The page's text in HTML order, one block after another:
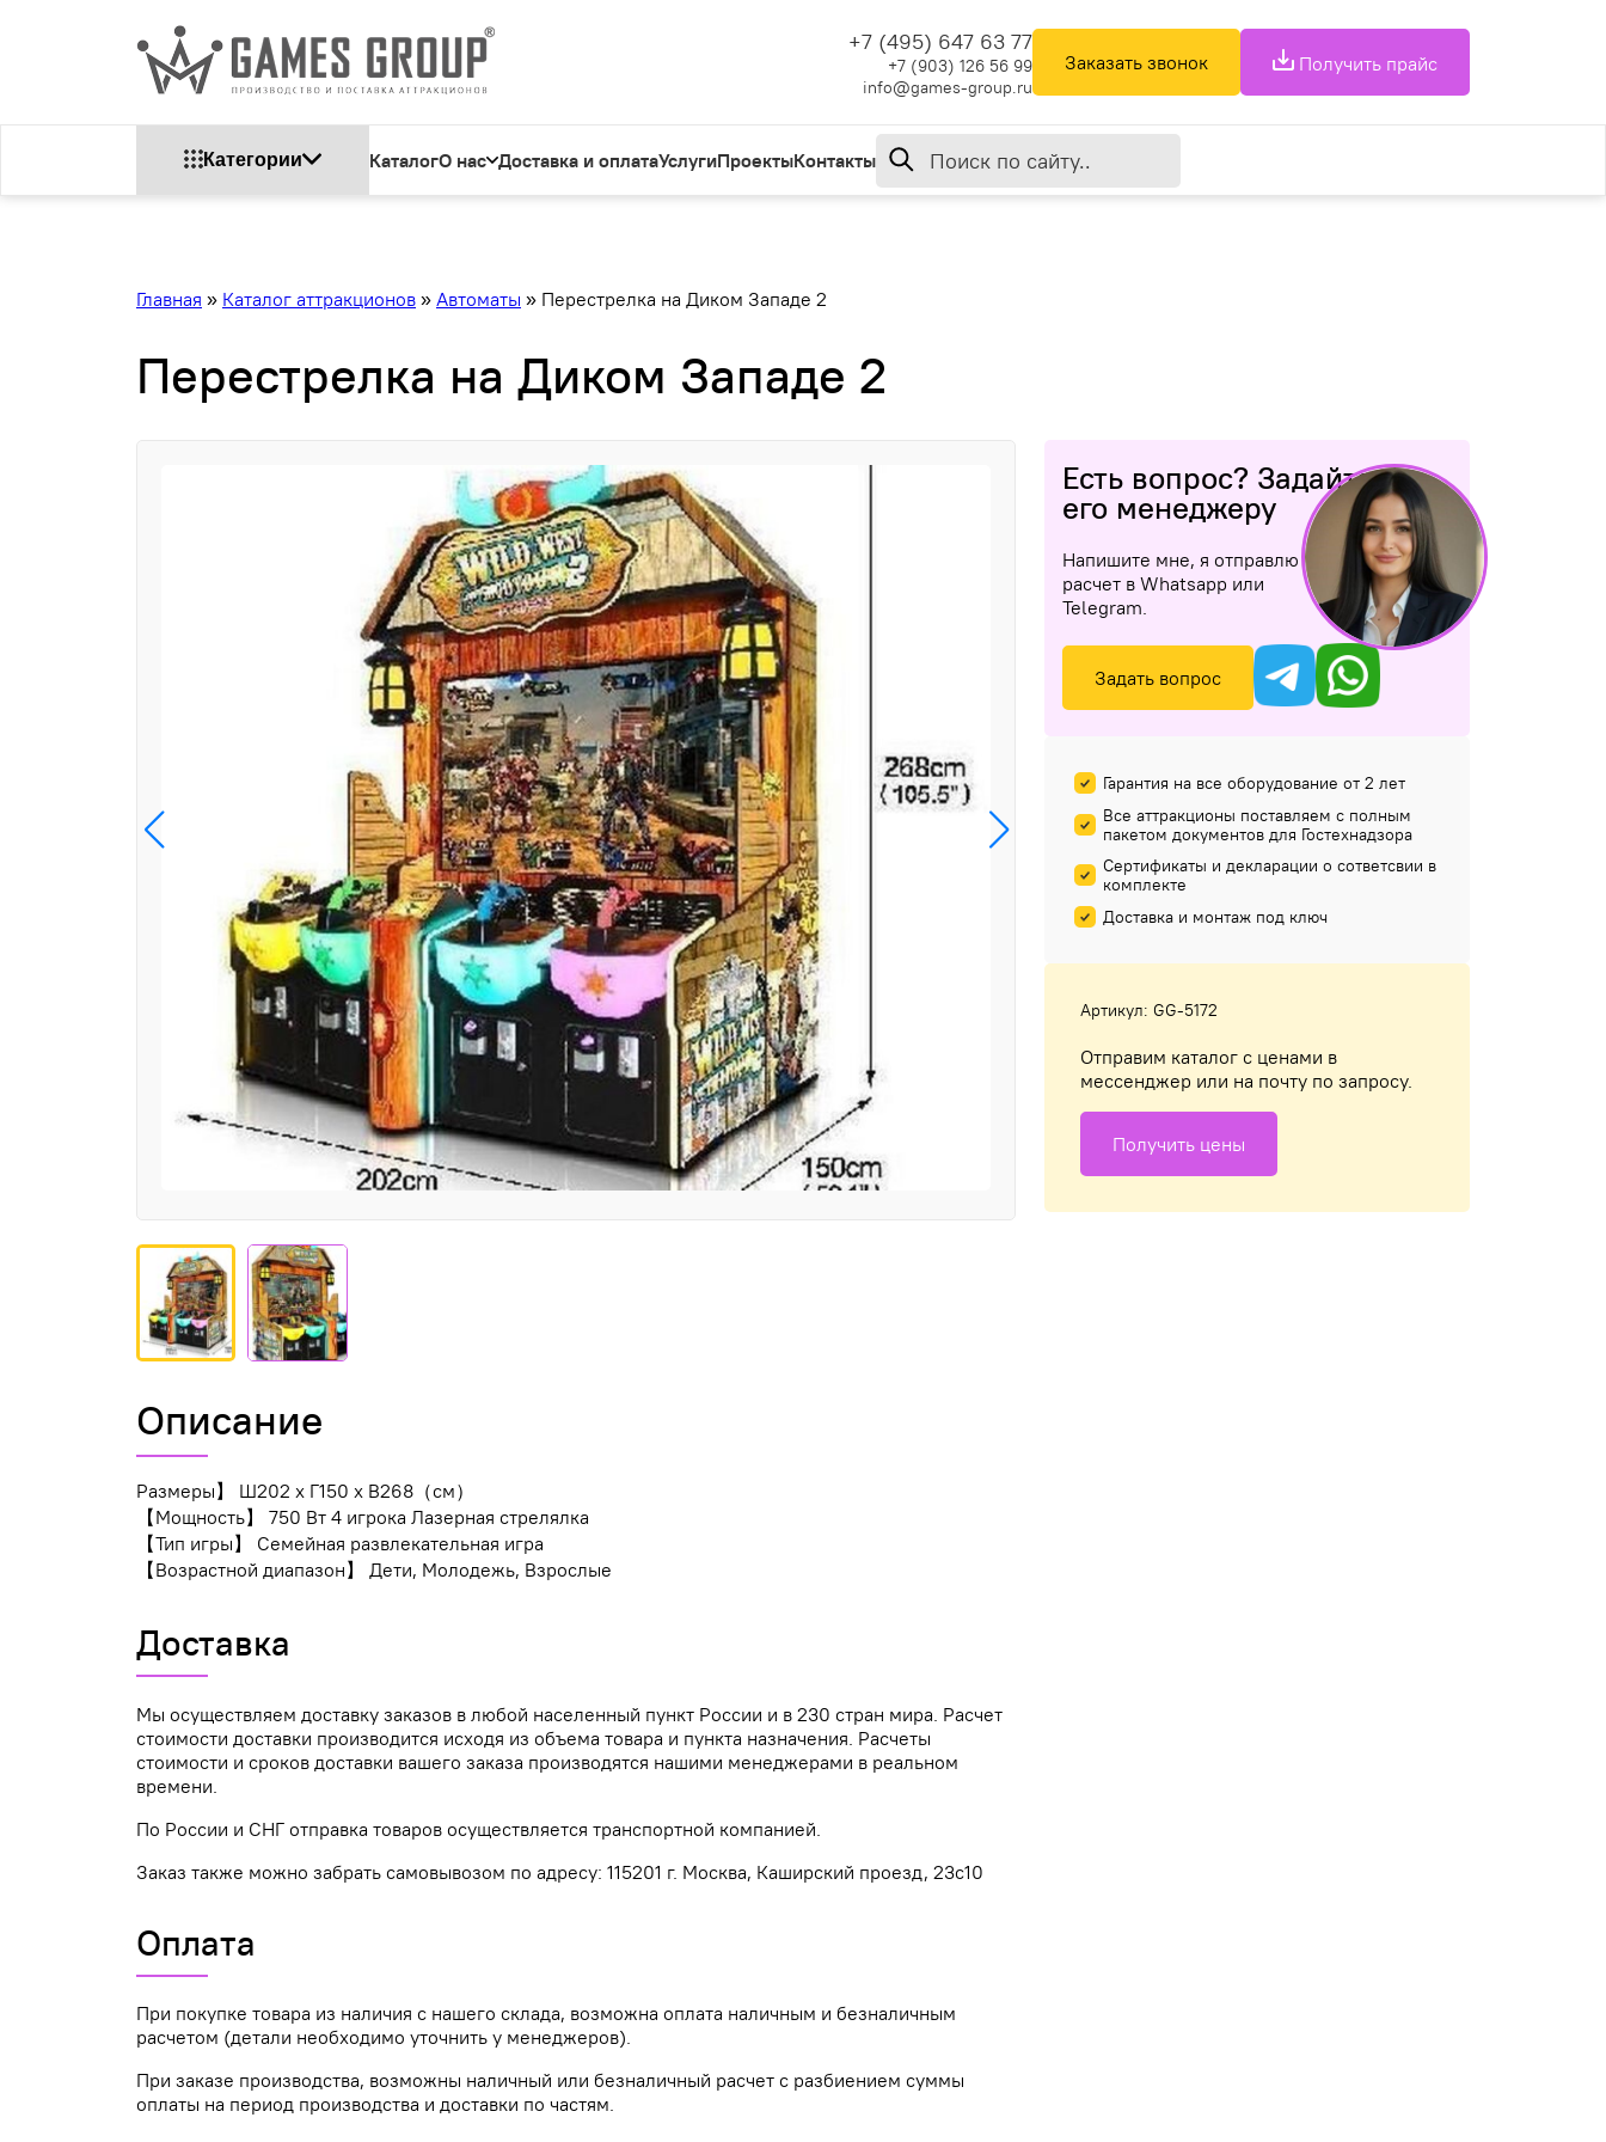
+7 (495) 647 63 77
+7 (903) 126 56 99
info@games-group.ru
Заказать звонок Получить прайс
Категории КаталогО нас Доставка и оплатаУслугиПроектыКонтакты
Главная » Каталог аттракционов » Автоматы » Перестрелка на Диком Западе 2
Перестрелка на Диком Западе 2
Описание
Размеры】 Ш202 x Г150 x В268（см）
【Мощность】 750 Вт 4 игрока Лазерная стрелялка
【Тип игры】 Семейная развлекательная игра
【Возрастной диапазон】 Дети, Молодежь, Взрослые
Доставка
Мы осуществляем доставку заказов в любой населенный пункт России и в 230 стран мира. Расчет
стоимости доставки производится исходя из объема товара и пункта назначения. Расчеты
стоимости и сроков доставки вашего заказа производятся нашими менеджерами в реальном
времени.
По России и СНГ отправка товаров осуществляется транспортной компанией.
Заказ также можно забрать самовывозом по адресу: 115201 г. Москва, Каширский проезд, 23с10
Оплата
При покупке товара из наличия с нашего склада, возможна оплата наличным и безналичным
расчетом (детали необходимо уточнить у менеджеров).
При заказе производства, возможны наличный или безналичный расчет с разбиением суммы
оплаты на период производства и доставки по частям.
Есть вопрос? Задайте
его менеджеру
Напишите мне, я отправлю
расчет в Whatsapp или
Telegram.
Задать вопрос
Гарантия на все оборудование от 2 лет
Все аттракционы поставляем с полным
пакетом документов для Гостехнадзора
Сертификаты и декларации о сответсвии в
комплекте
Доставка и монтаж под ключ
Артикул: GG-5172
Отправим каталог с ценами в
мессенджер или на почту по запросу.
Получить цены